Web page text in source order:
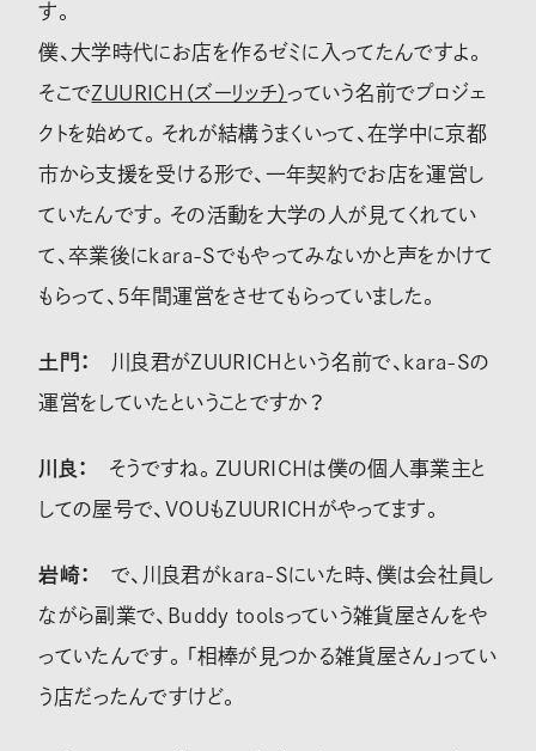
す。
僕、大学時代にお店を作るゼミに入ってたんですよ。
そこでZUURICH（ズーリッチ）っていう名前でプロジェ
クトを始めて。それが結構うまくいって、在学中に京都
市から支援を受ける形で、一年契約でお店を運営し
ていたんです。その活動を大学の人が見てくれてい
て、卒業後にkara-Sでもやってみないかと声をかけて
もらって、5年間運営をさせてもらっていました。
土門：
川良君がZUURICHという名前で、kara-Sの
運営をしていたということですか？
川良： そうですね。ZUURICHは僕の個人事業主と
しての屋号で、VOUもZUURICHがやってます。
岩崎： で、川良君がkara-Sにいた時、僕は会社員し
ながら副業で、Buddy toolsっていう雑貨屋さんをや
っていたんです。「相棒が見つかる雑貨屋さん」ってい
う店だったんですけど。